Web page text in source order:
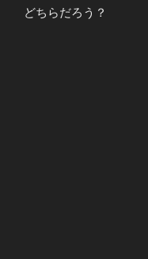
どちらだろう？